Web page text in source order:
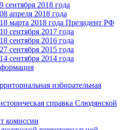
2018 года
апреля 2018 года
марта 2018 года Президент РФ
сентября 2017 года
сентября 2016 года
сентября 2015 года
сентября 2014 года
избирательная
справка Слюдянской
комиссии